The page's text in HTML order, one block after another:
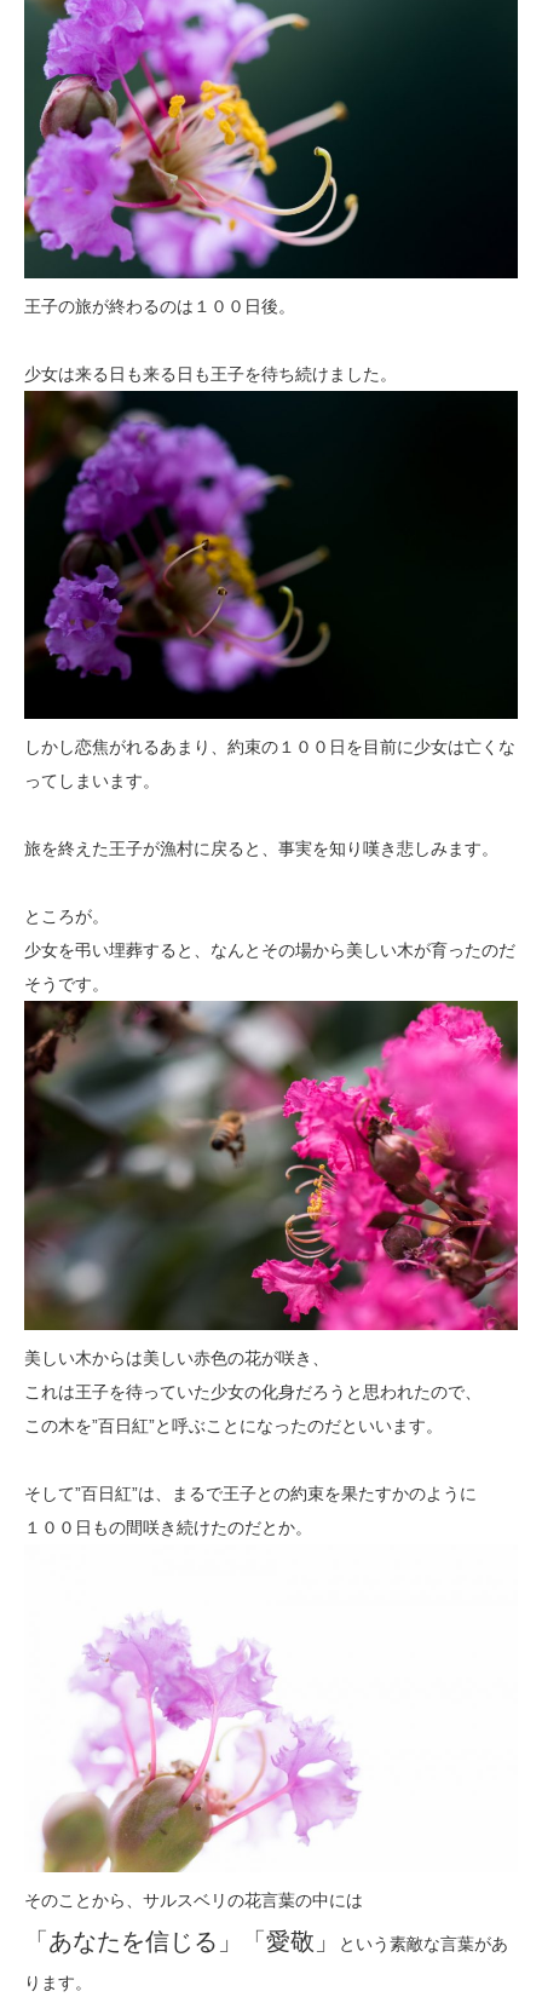
王子の旅が終わるのは１００日後。
少女は来る日も来る日も王子を待ち続けました。
しかし恋焦がれるあまり、約束の１００日を目前に少女は亡くな
ってしまいます。
旅を終えた王子が漁村に戻ると、事実を知り嘆き悲しみます。
ところが。
少女を弔い埋葬すると、なんとその場から美しい木が育ったのだ
そうです。
美しい木からは美しい赤色の花が咲き、
これは王子を待っていた少女の化身だろうと思われたので、
この木を”百日紅”と呼ぶことになったのだといいます。
そして”百日紅”は、まるで王子との約束を果たすかのように
１００日もの間咲き続けたのだとか。
そのことから、サルスベリの花言葉の中には
「あなたを信じる」「愛敬」
という素敵な言葉があ
ります。